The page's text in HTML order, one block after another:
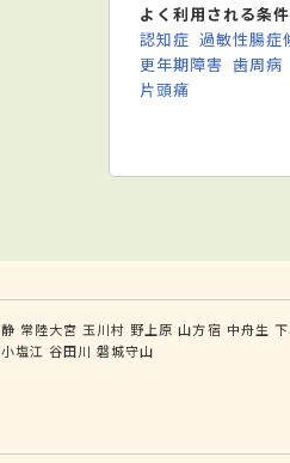
よく利用される条件
認知症 過敏性腸症
更年期障害 歯周病
片頭痛
静 常陸大宮 玉川村 野上原 山方宿 中舟生
小塩江 谷田川 磐城守山